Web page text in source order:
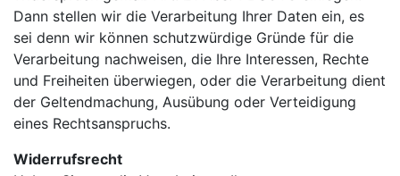
Dann stellen wir die Verarbeitung Ihrer Daten ein, es
sei denn wir können schutzwürdige Gründe für die
Verarbeitung nachweisen, die Ihre Interessen, Rechte
und Freiheiten überwiegen, oder die Verarbeitung dient
der Geltendmachung, Ausübung oder Verteidigung
eines Rechtsanspruchs.
Widerrufsrecht